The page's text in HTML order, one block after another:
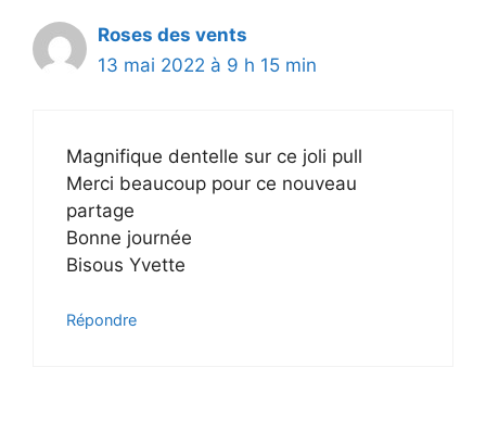
Roses des vents
13 mai 2022 à 9 h 15 min
Magnifique dentelle sur ce joli pull
Merci beaucoup pour ce nouveau
partage
Bonne journée
Bisous Yvette
Répondre